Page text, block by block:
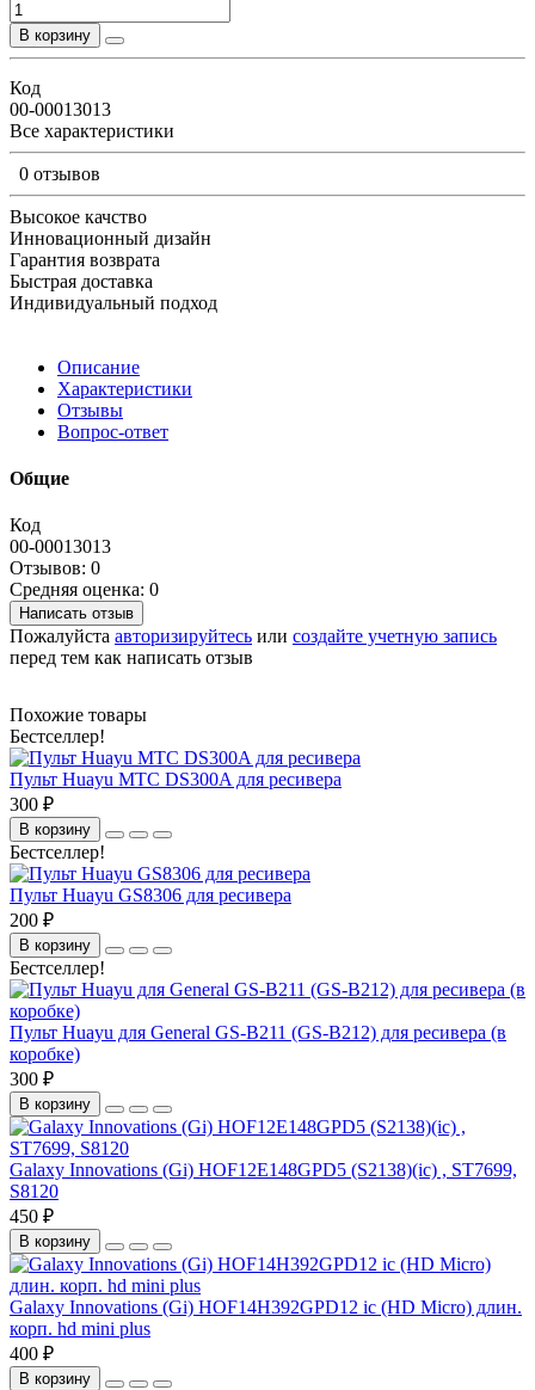
В корзину
Код
00-00013013
Все характеристики
0 отзывов
Высокое качство
Инновационный дизайн
Гарантия возврата
Быстрая доставка
Индивидуальный подход
Описание
Характеристики
Отзывы
Вопрос-ответ
Общие
Код
00-00013013
Отзывов: 0
Средняя оценка: 0
Написать отзыв
Пожалуйста авторизируйтесь или создайте учетную запись
перед тем как написать отзыв
Похожие товары
Бестселлер!
Пульт Huayu МТС DS300A для ресивера
300 ₽
В корзину
Бестселлер!
Пульт Huayu GS8306 для ресивера
200 ₽
В корзину
Бестселлер!
Пульт Huayu для General GS-B211 (GS-B212) для ресивера (в
коробке)
300 ₽
В корзину
Galaxy Innovations (Gi) HOF12E148GPD5 (S2138)(ic) , ST7699,
S8120
450 ₽
В корзину
Galaxy Innovations (Gi) HOF14H392GPD12 ic (HD Micro) длин.
корп. hd mini plus
400 ₽
В корзину